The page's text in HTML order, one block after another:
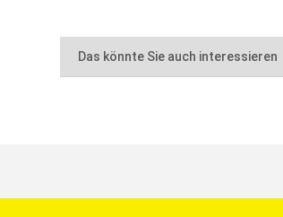
Das könnte Sie auch interessieren